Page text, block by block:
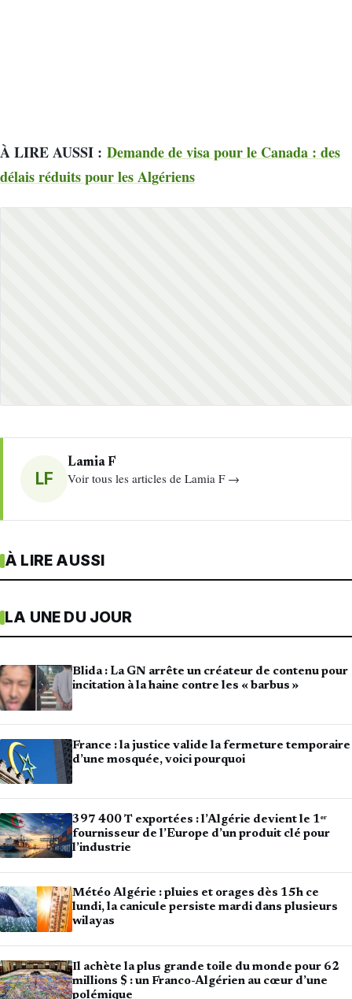
À LIRE AUSSI : Demande de visa pour le Canada : des
délais réduits pour les Algériens
LF
Lamia F
Voir tous les articles de Lamia F →
À LIRE AUSSI
LA UNE DU JOUR
Blida : La GN arrête un créateur de contenu pour
incitation à la haine contre les « barbus »
France : la justice valide la fermeture temporaire
d’une mosquée, voici pourquoi
397 400 T exportées : l’Algérie devient le 1ᵉʳ
fournisseur de l’Europe d’un produit clé pour
l’industrie
Météo Algérie : pluies et orages dès 15h ce
lundi, la canicule persiste mardi dans plusieurs
wilayas
Il achète la plus grande toile du monde pour 62
millions $ : un Franco-Algérien au cœur d’une
polémique